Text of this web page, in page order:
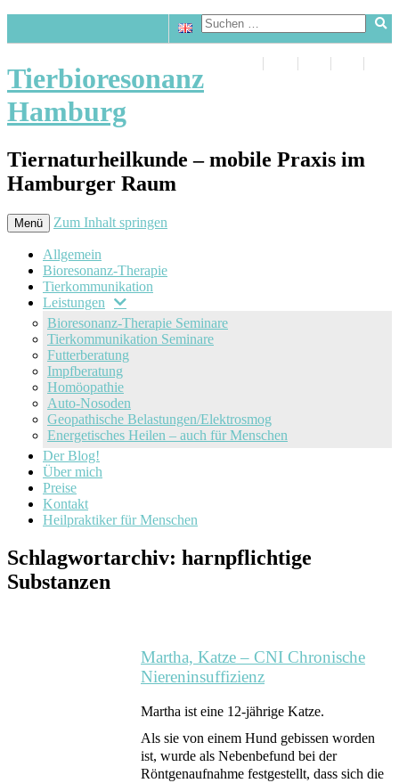
Tierbioresonanz
Hamburg
Tiernaturheilkunde – mobile Praxis im
Hamburger Raum
Menü Zum Inhalt springen
Allgemein
Bioresonanz-Therapie
Tierkommunikation
Leistungen
Bioresonanz-Therapie Seminare
Tierkommunikation Seminare
Futterberatung
Impfberatung
Homöopathie
Auto-Nosoden
Geopathische Belastungen/Elektrosmog
Energetisches Heilen – auch für Menschen
Der Blog!
Über mich
Preise
Kontakt
Heilpraktiker für Menschen
Schlagwortarchiv: harnpflichtige
Substanzen
Martha, Katze – CNI Chronische
Niereninsuffizienz
Martha ist eine 12-jährige Katze.
Als sie von einem Hund gebissen worden
ist, wurde als Nebenbefund bei der
Röntgenaufnahme festgestellt, dass sich die